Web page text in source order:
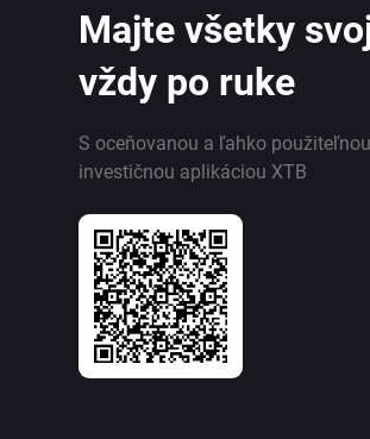
Majte všetky
vždy po ruke
S oceňovanou a ľahko použiteľnou
investičnou aplikáciou XTB